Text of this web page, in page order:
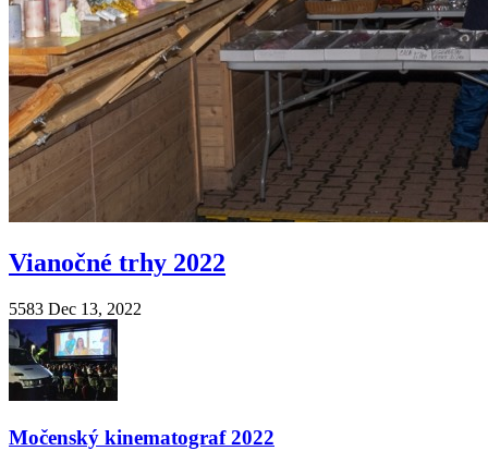
Vianočné trhy 2022
5583 Dec 13, 2022
Močenský kinematograf 2022